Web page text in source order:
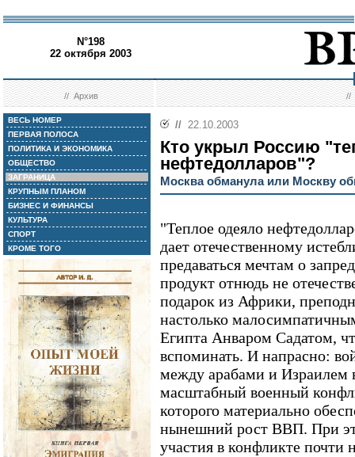
N°198
22 октября 2003
//Архив //
ВЕСЬ НОМЕР
ПЕРВАЯ ПОЛОСА
ПОЛИТИКА И ЭКОНОМИКА
ОБЩЕСТВО
ЗАГРАНИЦА
КРУПНЫМ ПЛАНОМ
БИЗНЕС И ФИНАНСЫ
КУЛЬТУРА
СПОРТ
КРОМЕ ТОГО
// 22.10.2003
Кто укрыл Россию
нефтедолларов"?
Москва обманула или Москву
"Теплое одеяло
дает отечественному
предаваться мечтам о
продукт отнюдь не
подарок из Африки,
настолько
Египта Анваром Садатом,
вспоминать. И напрасно:
между арабами и Израилем
масштабный военный
которого материально
нынешний рост ВВП. При
участия в конфликте почти